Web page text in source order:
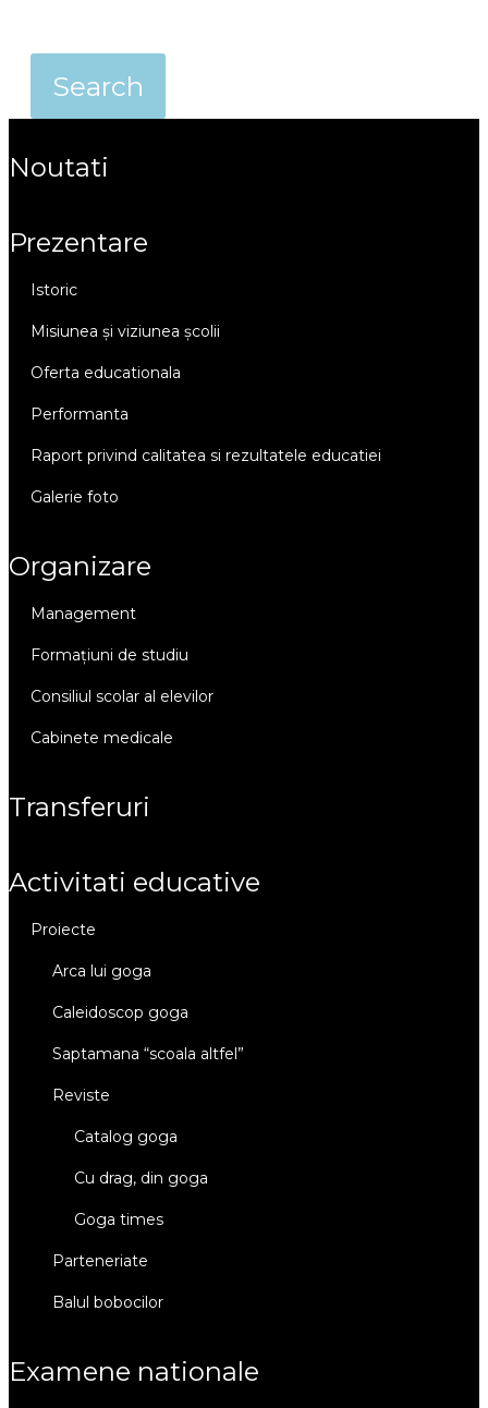
noutati
prezentare
istoric
misiunea și viziunea școlii
oferta educationala
performanta
raport privind calitatea si rezultatele educatiei
galerie foto
organizare
management
formațiuni de studiu
consiliul scolar al elevilor
cabinete medicale
transferuri
activitati educative
proiecte
arca lui goga
caleidoscop goga
saptamana “scoala altfel”
reviste
catalog goga
cu drag, din goga
goga times
parteneriate
balul bobocilor
examene nationale